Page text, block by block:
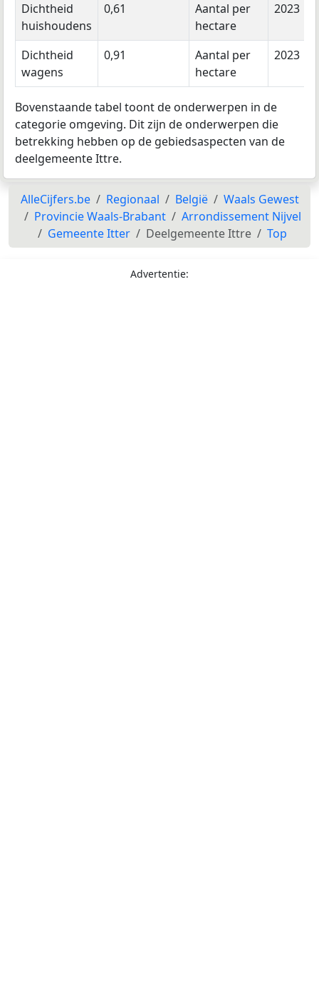
Dichtheid
huishoudens
0,61
Aantal per
hectare
2023
Dichtheid
wagens
0,91
Aantal per
hectare
2023
Bovenstaande tabel toont de onderwerpen in de
categorie omgeving. Dit zijn de onderwerpen die
betrekking hebben op de gebiedsaspecten van de
deelgemeente Ittre.
AlleCijfers.be Regionaal België
Waals Gewest
Provincie Waals-Brabant
Arrondissement Nijvel
Gemeente Itter
Deelgemeente Ittre Top
Advertentie: